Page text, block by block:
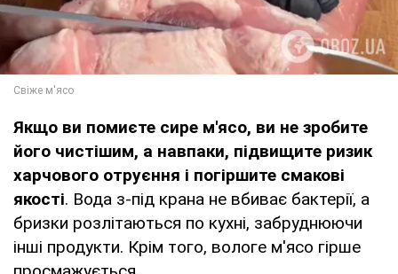
Якщо ви помиєте сире м'ясо, ви не зробите
його чистішим, а навпаки, підвищите ризик
харчового отруєння і погіршите смакові
якості. Вода з-під крана не вбиває бактерії, а
бризки розлітаються по кухні, забруднюючи
інші продукти. Крім того, вологе м'ясо гірше